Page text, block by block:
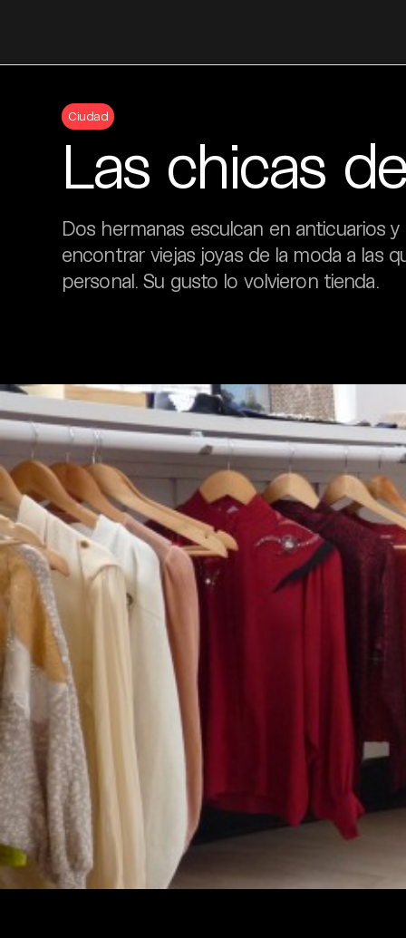
Ciudad
Las chicas
Dos hermanas esculcan en anticuarios
encontrar viejas joyas de la moda a las
personal. Su gusto lo volvieron tienda.